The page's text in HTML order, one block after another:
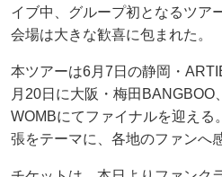
イブ中、グループ初となるツア
会場は大きな歓喜に包まれた。
本ツアーは6月7日の静岡・
月20日に大阪・梅田BANGBOO
WOMBにてファイナルを迎える
張をテーマに、各地のファンへ